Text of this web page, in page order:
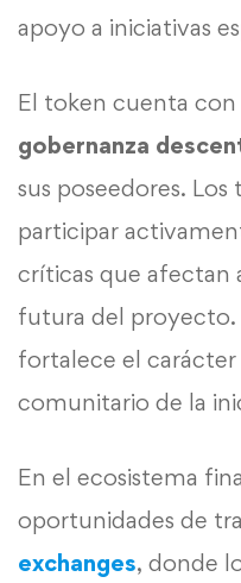
apoyo a iniciativas
El token cuenta con
gobernanza
sus poseedores.
participar
críticas que afectan
futura del proyecto.
fortalece el
comunitario de la
En el ecosistema
oportunidades de
exchanges, donde